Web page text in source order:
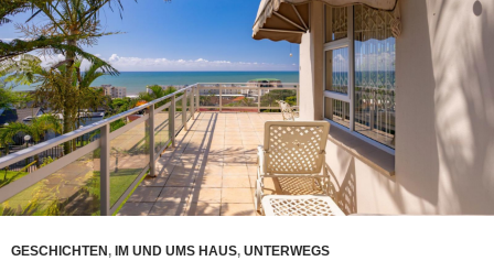
GESCHICHTEN , IM UND UMS HAUS, UNTERWEGS